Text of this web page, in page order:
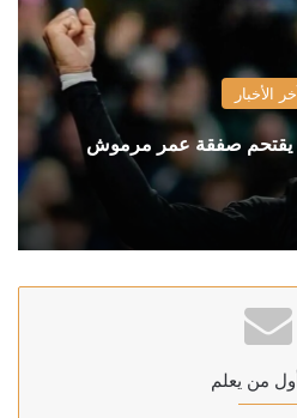
الأخبار
يقتحم صفقة عمر مرموش
من يعلم